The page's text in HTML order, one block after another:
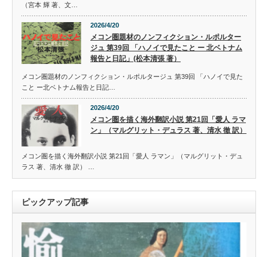
（宮本 輝 著、文…
2026/4/20
メコン圏題材のノンフィクション・ルポルター
ジュ 第39回 「ハノイで見たこと ー 北ベトナム
報告と日記」(松本清張 著）
メコン圏題材のノンフィクション・ルポルタージュ 第39回 「ハノイで見た
こと ー北ベトナム報告と日記…
2026/4/20
メコン圏を描く海外翻訳小説 第21回「愛人 ラマ
ン」（マルグリット・デュラス 著、清水 徹 訳）
メコン圏を描く海外翻訳小説 第21回「愛人 ラマン」（マルグリット・デュ
ラス 著、清水 徹 訳） …
ピックアップ記事